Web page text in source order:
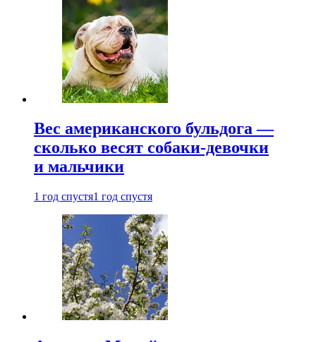
Вес американского бульдога —
сколько весят собаки-девочки
и мальчики
1 год спустя1 год спустя